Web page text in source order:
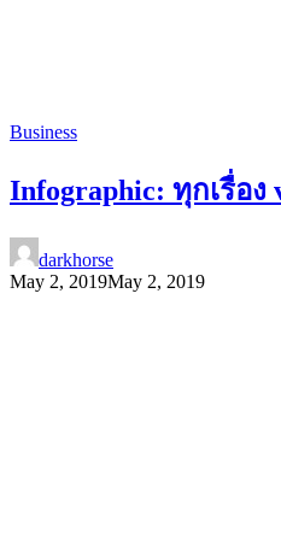
Business
Infographic: ทุกเรื่อง
darkhorse
May 2, 2019May 2, 2019